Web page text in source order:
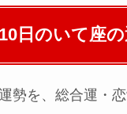
日のいて座
勢を、総合運・